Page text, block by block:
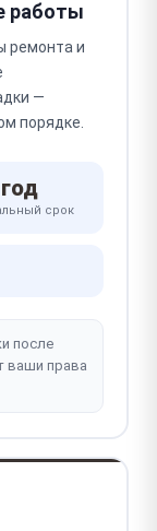
работы
ремонта и
—
порядке.
срок
после
ваши права